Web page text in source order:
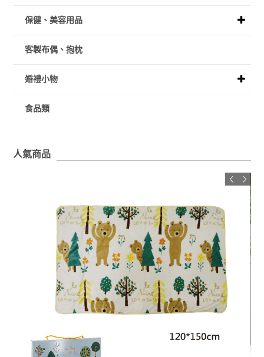
保健、美容用品
客製布偶、抱枕
婚禮小物
食品類
人氣商品